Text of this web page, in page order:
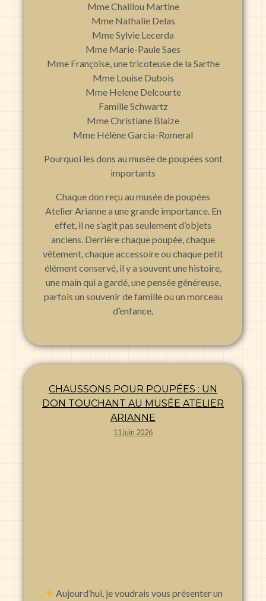
Mme Chaillou Martine
Mme Nathalie Delas
Mme Sylvie Lecerda
Mme Marie-Paule Saes
Mme Françoise, une tricoteuse de la Sarthe
Mme Louise Dubois
Mme Helene Delcourte
Famille Schwartz
Mme Christiane Blaize
Mme Hélène Garcia-Romeral
Pourquoi les dons au musée de poupées sont
importants
Chaque don reçu au musée de poupées
Atelier Arianne a une grande importance. En
effet, il ne s’agit pas seulement d’objets
anciens. Derrière chaque poupée, chaque
vêtement, chaque accessoire ou chaque petit
élément conservé, il y a souvent une histoire,
une main qui a gardé, une pensée généreuse,
parfois un souvenir de famille ou un morceau
d’enfance.
CHAUSSONS POUR POUPÉES : UN
DON TOUCHANT AU MUSÉE ATELIER
ARIANNE
11 juin 2026
Aujourd’hui, je voudrais vous présenter un